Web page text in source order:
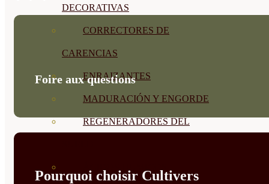
DECORATIVAS
CORRECTORES DE
CARENCIAS
ENRAIZANTES
MADURACIÓN Y ENGORDE
REGENERADORES DEL
Foire aux questions
Pourquoi choisir Cultivers